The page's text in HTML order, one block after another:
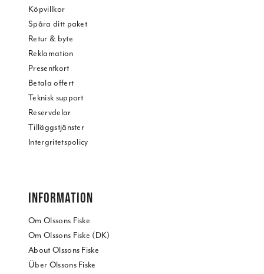
Köpvillkor
Spåra ditt paket
Retur & byte
Reklamation
Presentkort
Betala offert
Teknisk support
Reservdelar
Tilläggstjänster
Intergritetspolicy
INFORMATION
Om Olssons Fiske
Om Olssons Fiske (DK)
About Olssons Fiske
Über Olssons Fiske